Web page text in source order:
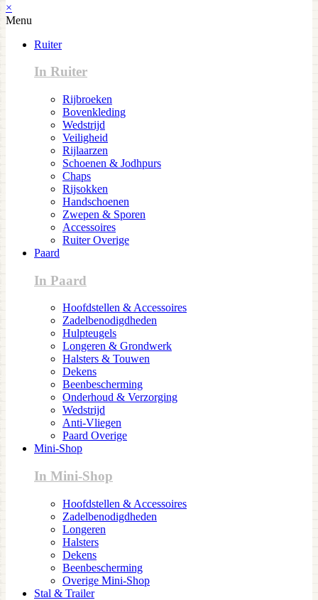
×
Menu
Ruiter
In Ruiter
Rijbroeken
Bovenkleding
Wedstrijd
Veiligheid
Rijlaarzen
Schoenen & Jodhpurs
Chaps
Rijsokken
Handschoenen
Zwepen & Sporen
Accessoires
Ruiter Overige
Paard
In Paard
Hoofdstellen & Accessoires
Zadelbenodigdheden
Hulpteugels
Longeren & Grondwerk
Halsters & Touwen
Dekens
Beenbescherming
Onderhoud & Verzorging
Wedstrijd
Anti-Vliegen
Paard Overige
Mini-Shop
In Mini-Shop
Hoofdstellen & Accessoires
Zadelbenodigdheden
Longeren
Halsters
Dekens
Beenbescherming
Overige Mini-Shop
Stal & Trailer